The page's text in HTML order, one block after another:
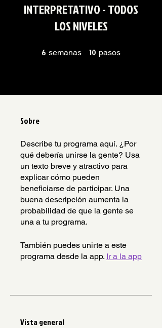
INTERPRETATIVO - TODOS
LOS NIVELES
6 semanas 6 semanas
10 pasos
Sobre
Describe tu programa aquí. ¿Por
qué debería unirse la gente? Usa
un texto breve y atractivo para
explicar cómo pueden
beneficiarse de participar. Una
buena descripción aumenta la
probabilidad de que la gente se
una a tu programa.
También puedes unirte a este
programa desde la app. Ir a la app
Vista general